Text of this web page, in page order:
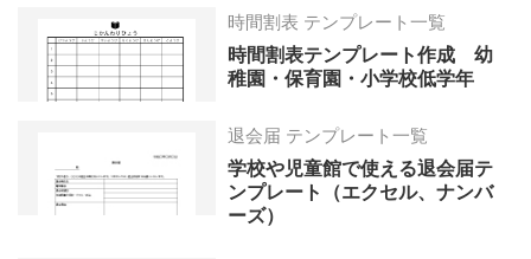
時間割表 テンプレート一覧
時間割表テンプレート作成 幼
稚園・保育園・小学校低学年
退会届 テンプレート一覧
学校や児童館で使える退会届テ
ンプレート（エクセル、ナンバ
ーズ）